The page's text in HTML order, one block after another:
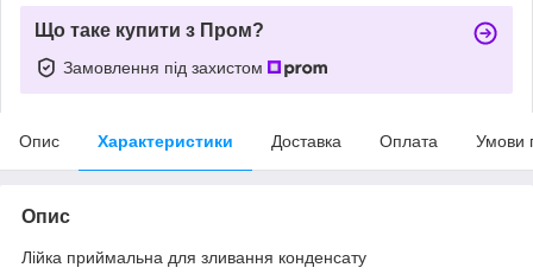
Що таке купити з Пром?
Замовлення під захистом
Опис Характеристики Доставка Оплата Умови
Опис
Лійка приймальна для зливання конденсату